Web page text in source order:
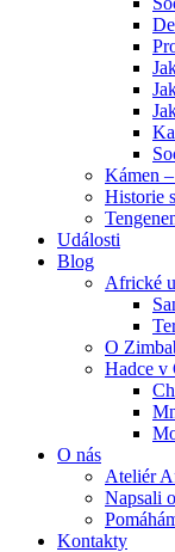
Kámen
Historie
Události
Blog
Africké
O
Hadce v
O nás
Ateliér
Napsali
Kontakty